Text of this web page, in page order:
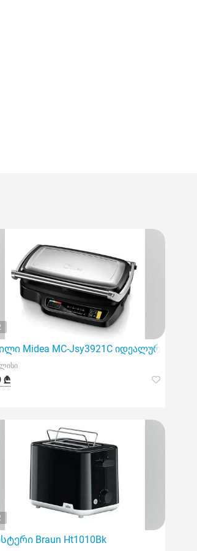
Midea MC-Jsy3921C იდეალურ
₾
Braun Ht1010Bk